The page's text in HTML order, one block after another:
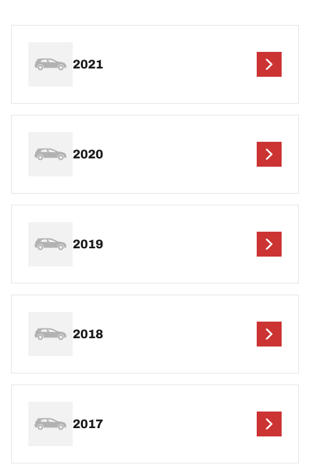
2021
2020
2019
2018
2017